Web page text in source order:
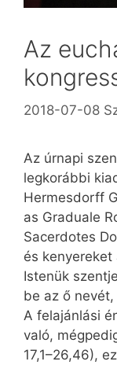
Az
2018-07-08
Az úrnapi
legkorábbi
Hermesdorff
as Graduale
Sacerdotes
és
Istenük
be az ő nevét,
A felajánlási
való,
17,1–26,46),